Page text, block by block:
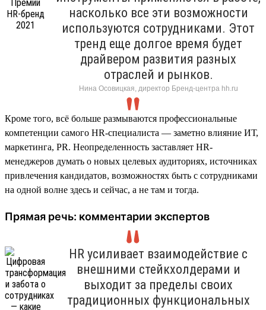
насколько все эти возможности
используются сотрудниками. Этот
тренд еще долгое время будет
драйвером развития разных
отраслей и рынков.
Нина Осовицкая, директор Бренд-центра hh.ru
Кроме того, всё больше размываются профессиональные
компетенции самого HR-специалиста — заметно влияние ИТ,
маркетинга, PR. Неопределенность заставляет HR-
менеджеров думать о новых целевых аудиториях, источниках
привлечения кандидатов, возможностях быть с сотрудниками
на одной волне здесь и сейчас, а не там и тогда.
Прямая речь: комментарии экспертов
HR усиливает взаимодействие с
внешними стейкхолдерами и
выходит за пределы своих
традиционных функциональных